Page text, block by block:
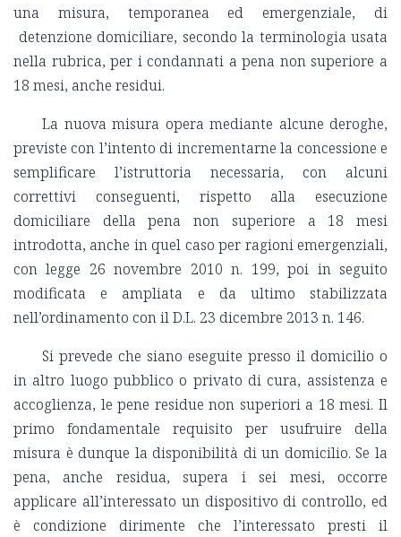
una misura, temporanea ed emergenziale, di
detenzione domiciliare, secondo la terminologia usata
nella rubrica, per i condannati a pena non superiore a
18 mesi, anche residui.
La nuova misura opera mediante alcune deroghe,
previste con l’intento di incrementarne la concessione e
semplificare l’istruttoria necessaria, con alcuni
correttivi conseguenti, rispetto alla esecuzione
domiciliare della pena non superiore a 18 mesi
introdotta, anche in quel caso per ragioni emergenziali,
con legge 26 novembre 2010 n. 199, poi in seguito
modificata e ampliata e da ultimo stabilizzata
nell’ordinamento con il D.L. 23 dicembre 2013 n. 146.
Si prevede che siano eseguite presso il domicilio o
in altro luogo pubblico o privato di cura, assistenza e
accoglienza, le pene residue non superiori a 18 mesi. Il
primo fondamentale requisito per usufruire della
misura è dunque la disponibilità di un domicilio. Se la
pena, anche residua, supera i sei mesi, occorre
applicare all’interessato un dispositivo di controllo, ed
è condizione dirimente che l’interessato presti il